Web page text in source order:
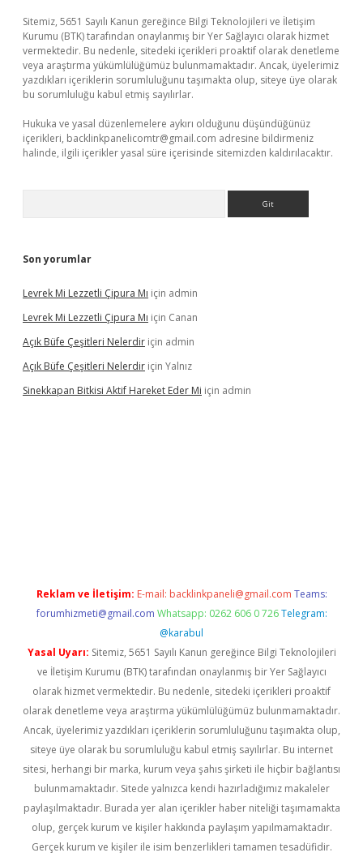
Sitemiz, 5651 Sayılı Kanun gereğince Bilgi Teknolojileri ve İletişim
Kurumu (BTK) tarafından onaylanmış bir Yer Sağlayıcı olarak hizmet
vermektedir. Bu nedenle, sitedeki içerikleri proaktif olarak denetleme
veya araştırma yükümlülüğümüz bulunmamaktadır. Ancak, üyelerimiz
yazdıkları içeriklerin sorumluluğunu taşımakta olup, siteye üye olarak
bu sorumluluğu kabul etmiş sayılırlar.
Hukuka ve yasal düzenlemelere aykırı olduğunu düşündüğünüz
içerikleri, backlinkpanelicomtr@gmail.com adresine bildirmeniz
halinde, ilgili içerikler yasal süre içerisinde sitemizden kaldırılacaktır.
Son yorumlar
Levrek Mi Lezzetli Çipura Mı için admin
Levrek Mi Lezzetli Çipura Mı için Canan
Açık Büfe Çeşitleri Nelerdir için admin
Açık Büfe Çeşitleri Nelerdir için Yalnız
Sinekkapan Bitkisi Aktif Hareket Eder Mi için admin
Reklam ve İletişim: E-mail: backlinkpaneli@gmail.com Teams:
forumhizmeti@gmail.com Whatsapp: 0262 606 0 726 Telegram:
@karabul
Yasal Uyarı: Sitemiz, 5651 Sayılı Kanun gereğince Bilgi Teknolojileri
ve İletişim Kurumu (BTK) tarafından onaylanmış bir Yer Sağlayıcı
olarak hizmet vermektedir. Bu nedenle, sitedeki içerikleri proaktif
olarak denetleme veya araştırma yükümlülüğümüz bulunmamaktadır.
Ancak, üyelerimiz yazdıkları içeriklerin sorumluluğunu taşımakta olup,
siteye üye olarak bu sorumluluğu kabul etmiş sayılırlar. Bu internet
sitesi, herhangi bir marka, kurum veya şahıs şirketi ile hiçbir bağlantısı
bulunmamaktadır. Sitede yalnızca kendi hazırladığımız makaleler
paylaşılmaktadır. Burada yer alan içerikler haber niteliği taşımamakta
olup, gerçek kurum ve kişiler hakkında paylaşım yapılmamaktadır.
Gerçek kurum ve kişiler ile isim benzerlikleri tamamen tesadüfidir.